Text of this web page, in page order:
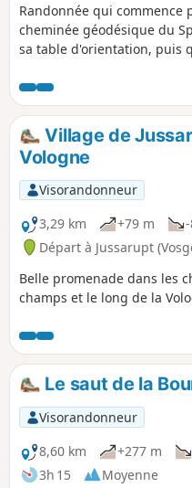
Randonnée qui commence
cheminée géodésique du
sa table d'orientation, puis
avec de magnifiques
auraient, soit disant,
anciens. Direction ensuite à
Colline (Colline au Loup),
avec son sommet couronné
qui offre, depuis sa
panorama sur les Moyennes
retour, un passage par la
la Bouyère avant de
de Champdray.
Village de
Vologne
Visorandonneur
3,29 km
+79 m
Départ à Jussarupt
Belle promenade dans les
champs et le long de la
Le saut de la
Visorandonneur
8,60 km
+277 m
3h 15
Moyenne